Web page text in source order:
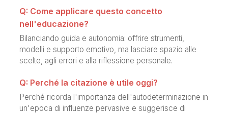
Q: Come applicare questo concetto
nell'educazione?
Bilanciando guida e autonomia: offrire strumenti,
modelli e supporto emotivo, ma lasciare spazio alle
scelte, agli errori e alla riflessione personale.
Q: Perché la citazione è utile oggi?
Perché ricorda l'importanza dell'autodeterminazione in
un'epoca di influenze pervasive e suggerisce di